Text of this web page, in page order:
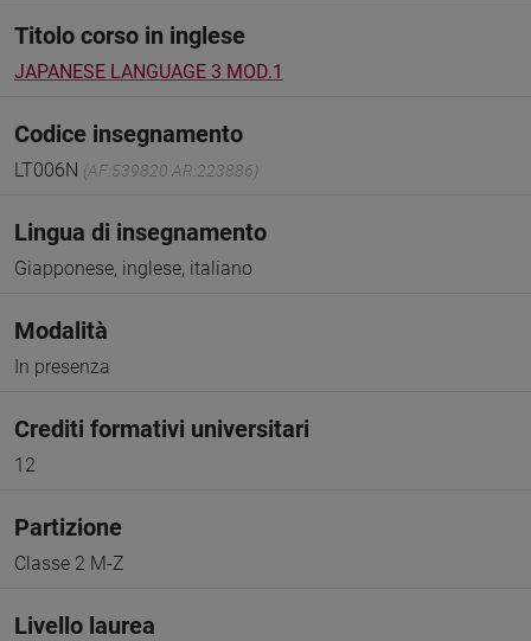
Titolo corso in inglese
JAPANESE LANGUAGE 3 MOD.1
Codice insegnamento
LT006N (AF:539820 AR:223886)
Lingua di insegnamento
Giapponese, inglese, italiano
Modalità
In presenza
Crediti formativi universitari
12
Partizione
Classe 2 M-Z
Livello laurea